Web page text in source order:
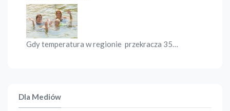
Gdy temperatura w regionie przekracza 35…
Dla Mediów